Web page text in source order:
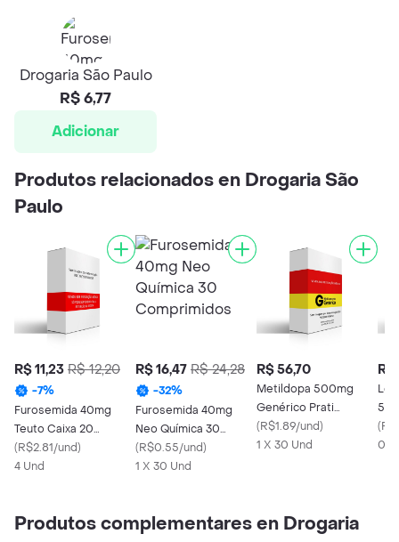
Drogaria São Paulo
R$ 6,77
Adicionar
Produtos relacionados en Drogaria São
Paulo
R$ 11,23 R$ 12,20
-7%
Furosemida 40mg
Teuto Caixa 20
Comprimidos
(R$2.81/und)
4 Und
R$ 16,47 R$ 24,28
-32%
Furosemida 40mg
Neo Química 30
Comprimidos
(R$0.55/und)
1 X 30 Und
R$ 56,70
Metildopa 500mg
Genérico Prati
Donaduzzi 30
Comprimidos
(R$1.89/und)
1 X 30 Und
R$
(
0
Produtos complementares en Drogaria